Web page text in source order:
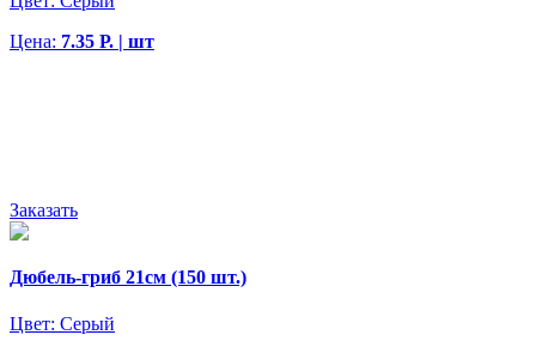
Цена: 7.35 Р. | шт
Заказать
Дюбель-гриб 21см (150 шт.)
Цвет: Серый